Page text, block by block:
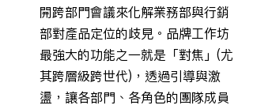
開跨部門會議來化解業務部與行銷
部對產品定位的歧見。品牌工作坊
最強大的功能之一就是「對焦」(尤
其跨層級跨世代)，透過引導與激
盪，讓各部門、各角色的團隊成員